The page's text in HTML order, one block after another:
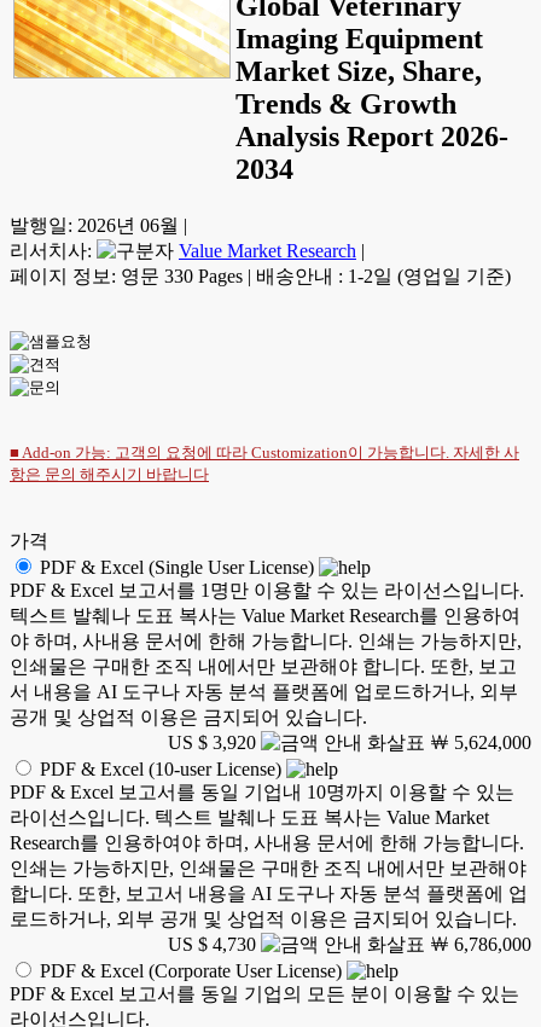
Imaging Equipment
Market Size, Share,
Trends & Growth
Analysis Report 2026-
2034
발행일: 2026년 06월 |
리서치사:
Value Market Research |
페이지 정보: 영문 330 Pages | 배송안내 : 1-2일 (영업일 기준)
■ Add-on 가능: 고객의 요청에 따라 Customization이 가능합니다. 자세한 사
항은 문의 해주시기 바랍니다
가격
PDF & Excel (Single User License)
PDF & Excel 보고서를 1명만 이용할 수 있는 라이선스입니다.
텍스트 발췌나 도표 복사는 Value Market Research를 인용하여
야 하며, 사내용 문서에 한해 가능합니다. 인쇄는 가능하지만,
인쇄물은 구매한 조직 내에서만 보관해야 합니다. 또한, 보고
서 내용을 AI 도구나 자동 분석 플랫폼에 업로드하거나, 외부
공개 및 상업적 이용은 금지되어 있습니다.
US $ 3,920
￦ 5,624,000
PDF & Excel (10-user License)
PDF & Excel 보고서를 동일 기업내 10명까지 이용할 수 있는
라이선스입니다. 텍스트 발췌나 도표 복사는 Value Market
Research를 인용하여야 하며, 사내용 문서에 한해 가능합니다.
인쇄는 가능하지만, 인쇄물은 구매한 조직 내에서만 보관해야
합니다. 또한, 보고서 내용을 AI 도구나 자동 분석 플랫폼에 업
로드하거나, 외부 공개 및 상업적 이용은 금지되어 있습니다.
US $ 4,730
￦ 6,786,000
PDF & Excel (Corporate User License)
PDF & Excel 보고서를 동일 기업의 모든 분이 이용할 수 있는
라이선스입니다.